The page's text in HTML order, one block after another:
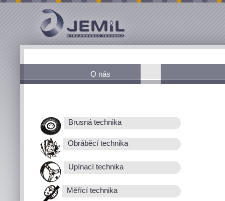
O nás
Brusná technika
Obráběcí technika
Upínací technika
Měřící technika